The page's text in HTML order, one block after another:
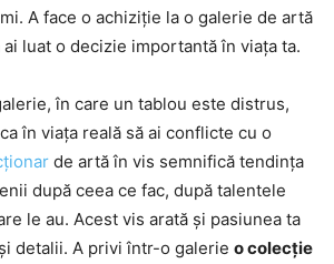
A face o achiziție la o galerie de artă
luat o decizie importantă în viața ta.
în care un tablou este distrus,
în viața reală să ai conflicte cu o
de artă în vis semnifică tendința
după ceea ce fac, după talentele
le au. Acest vis arată și pasiunea ta
detalii. A privi într-o galerie o colecție